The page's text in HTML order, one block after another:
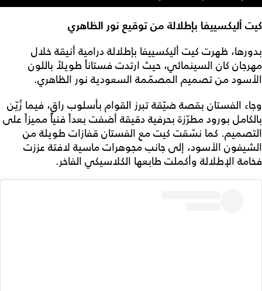
كيت أليكسييفا بإطلالة من توقيع نور الظاهري
بدورها، ظهرت كيت أليكسييفا بإطلالة درامية أنيقة خلال
مهرجان كان السينمائي، حيث ارتدت فستاناً طويلاً باللون
الأسود من تصميم المصمّمة السعودية نور الظاهري.
وجاء الفستان بقصة ضيّقة تبرز القوام بأسلوب راقٍ، فيما زُيّن
بالكامل بورود مطرّزة بحرفية دقيقة أضفت بعداً فنياً مميزاً على
التصميم. كما نسّقت كيت مع الفستان قفازات طويلة من
الشيفون الأسود، إلى جانب مجوهرات ماسية لافتة عززت
فخامة الإطلالة وأكملت طابعها الكلاسيكي الفاخر.